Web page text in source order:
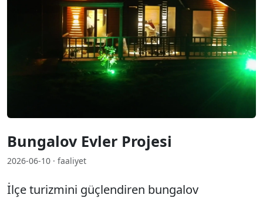
Bungalov Evler Projesi
2026-06-10 · faaliyet
İlçe turizmini güçlendiren bungalov